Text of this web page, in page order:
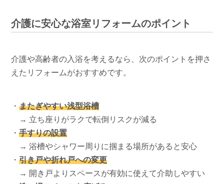
介護に安心な浴室リフォームのポイント
介護や高齢者の入浴を考えるなら、次のポイントを押さ
えたリフォームがおすすめです。
・またぎやすい浅型浴槽
→ 立ち座りがラクで転倒リスクが減る
・手すりの設置
→ 浴槽やシャワー周りに掴まる場所があると安心
・引き戸や折れ戸への変更
→ 開き戸よりスペースが有効に使えて介助しやすい